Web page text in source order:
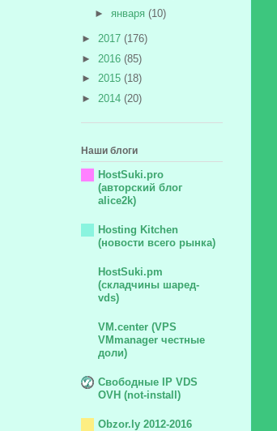
► января (10)
► 2017 (176)
► 2016 (85)
► 2015 (18)
► 2014 (20)
Наши блоги
HostSuki.pro
(авторский блог
alice2k)
Hosting Kitchen
(новости всего рынка)
HostSuki.pm
(складчины шаред-
vds)
VM.center (VPS
VMmanager честные
доли)
Свободные IP VDS
OVH (not-install)
Obzor.ly 2012-2016